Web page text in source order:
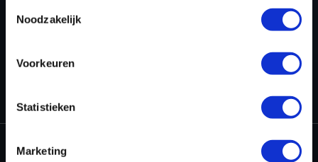
Noodzakelijk
Voorkeuren
Statistieken
Marketing
DYNO-CHIPTUNING AUDI S3 2.0 TFSI (2013